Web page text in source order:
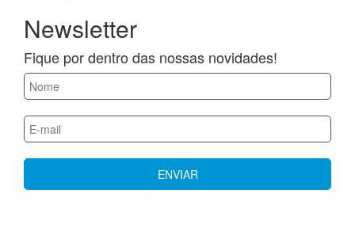
Newsletter
Fique por dentro das nossas novidades!